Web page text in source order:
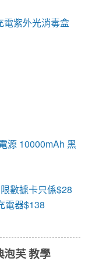
電紫外光消毒盒
源 10000mAh 黑
數據卡只係$28
電器$138
泡芙 教學